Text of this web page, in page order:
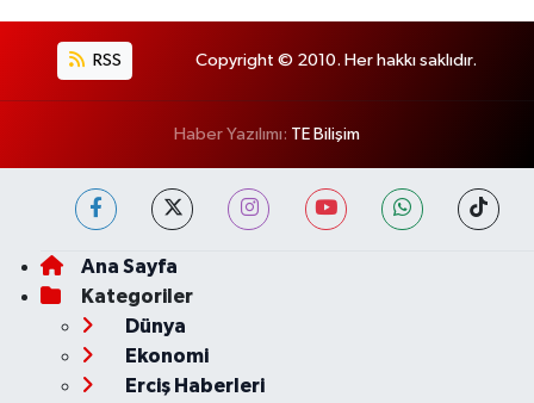
RSS Copyright © 2010. Her hakkı saklıdır.
Haber Yazılımı: TE Bilişim
Ana Sayfa
Kategoriler
Dünya
Ekonomi
Erciş Haberleri